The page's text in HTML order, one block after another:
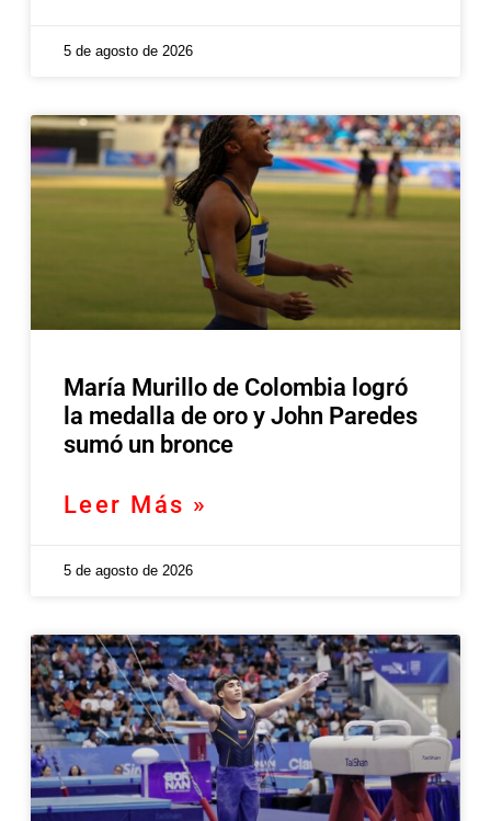
5 de agosto de 2026
María Murillo de Colombia logró
la medalla de oro y John Paredes
sumó un bronce
Leer Más »
5 de agosto de 2026